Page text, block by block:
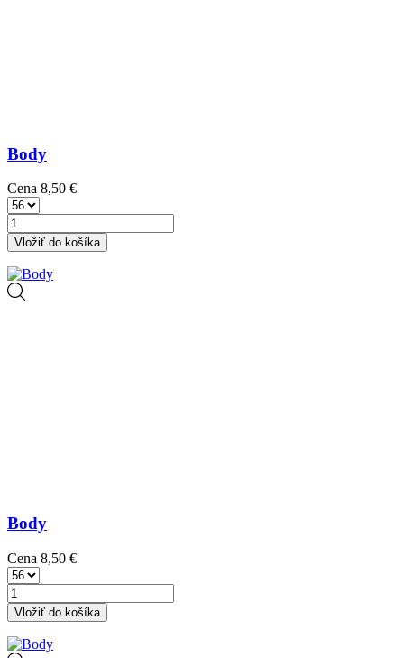
Body
Cena 8,50 €
Vložiť do košíka
Body
Cena 8,50 €
Vložiť do košíka